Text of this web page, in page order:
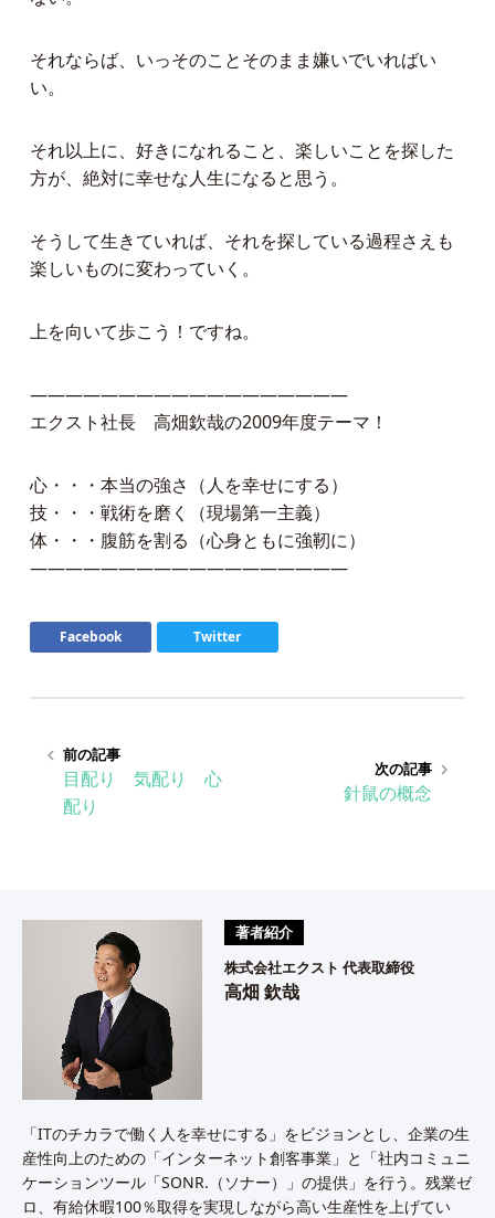
それならば、いっそのことそのまま嫌いでいればい
い。
それ以上に、好きになれること、楽しいことを探した
方が、絶対に幸せな人生になると思う。
そうして生きていれば、それを探している過程さえも
楽しいものに変わっていく。
上を向いて歩こう！ですね。
——————————————————
エクスト社長 高畑欽哉の2009年度テーマ！
心・・・本当の強さ（人を幸せにする）
技・・・戦術を磨く（現場第一主義）
体・・・腹筋を割る（心身ともに強靭に）
——————————————————
Facebook Twitter
keyboard_arrow_left 前の記事
目配り 気配り 心
配り
keyboard_arrow_right
次の記事
針鼠の概念
著者紹介
株式会社エクスト 代表取締役
高畑 欽哉
「ITのチカラで働く人を幸せにする」をビジョンとし、企業の生
産性向上のための「インターネット創客事業」と「社内コミュニ
ケーションツール「SONR.（ソナー）」の提供」を行う。残業ゼ
ロ、有給休暇100％取得を実現しながら高い生産性を上げてい